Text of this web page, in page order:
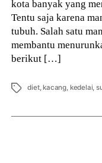
kota banyak yang
Tentu saja karena
tubuh. Salah satu
membantu
berikut […]
Tags diet, kacang, kedelai,